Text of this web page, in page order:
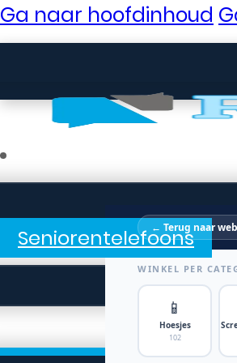
Ga naar hoofdinhoud
Seniorentelefoons
← Terug naar
WINKEL PER
📱
Hoesjes
102